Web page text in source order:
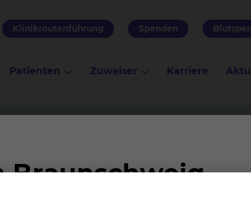
Klinikroutenführung Spenden
Patienten Zuweiser Karriere